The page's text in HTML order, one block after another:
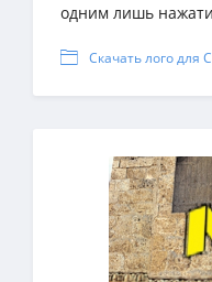
одним лишь
Скачать лого для